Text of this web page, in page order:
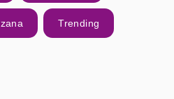
Trending